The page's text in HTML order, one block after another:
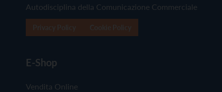
Autodisciplina della Comunicazione Commerciale
E-Shop
Vendita Online